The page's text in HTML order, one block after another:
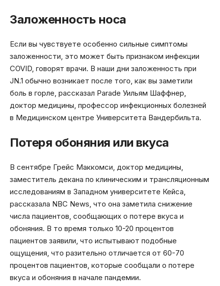
Заложенность носа
Если вы чувствуете особенно сильные симптомы
заложенности, это может быть признаком инфекции
COVID, говорят врачи. В наши дни заложенность при
JN.1 обычно возникает после того, как вы заметили
боль в горле, рассказал Parade Уильям Шаффнер,
доктор медицины, профессор инфекционных болезней
в Медицинском центре Университета Вандербильта.
Потеря обоняния или вкуса
В сентябре Грейс Маккомси, доктор медицины,
заместитель декана по клиническим и трансляционным
исследованиям в Западном университете Кейса,
рассказала NBC News, что она заметила снижение
числа пациентов, сообщающих о потере вкуса и
обоняния. В то время только 10-20 процентов
пациентов заявили, что испытывают подобные
ощущения, что разительно отличается от 60-70
процентов пациентов, которые сообщали о потере
вкуса и обоняния в начале пандемии.